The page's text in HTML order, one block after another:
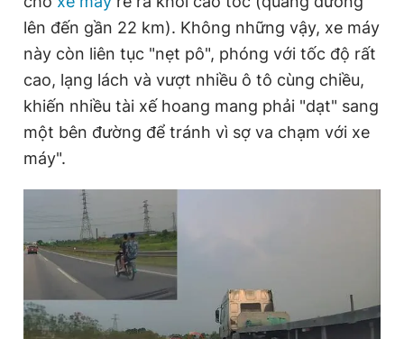
lên đến gần 22 km). Không những vậy, xe máy
này còn liên tục "nẹt pô", phóng với tốc độ rất
cao, lạng lách và vượt nhiều ô tô cùng chiều,
khiến nhiều tài xế hoang mang phải "dạt" sang
một bên đường để tránh vì sợ va chạm với xe
máy".